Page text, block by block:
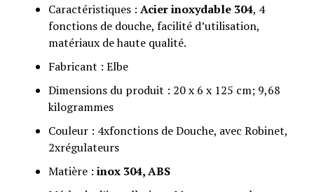
Caractéristiques : Acier inoxydable 304, 4
fonctions de douche, facilité d’utilisation,
matériaux de haute qualité.
Fabricant : Elbe
Dimensions du produit : 20 x 6 x 125 cm; 9,68
kilogrammes
Couleur : 4xfonctions de Douche, avec Robinet,
2xrégulateurs
Matière : inox 304, ABS